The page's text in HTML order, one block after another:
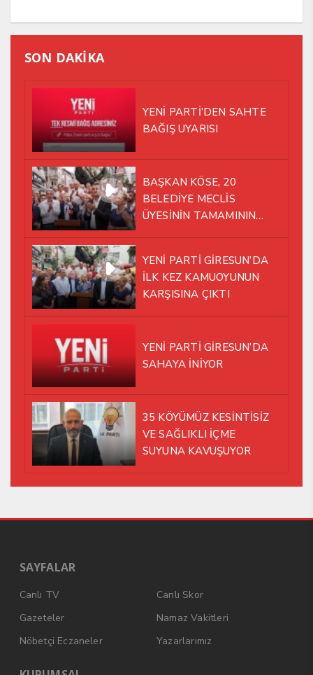
SON DAKİKA
YENİ PARTİ’DEN SAHTE
BAĞIŞ UYARISI
BAŞKAN KÖSE, 20
BELEDİYE MECLİS
ÜYESİNİN TAMAMININ
YÜRÜMEYE KARAR VERDİK
YENİ PARTİ GİRESUN’DA
İLK KEZ KAMUOYUNUN
KARŞISINA ÇIKTI
YENİ PARTİ GİRESUN’DA
SAHAYA İNİYOR
35 KÖYÜMÜZ KESİNTİSİZ
VE SAĞLIKLI İÇME
SUYUNA KAVUŞUYOR
SAYFALAR
Canlı TV
Canlı Skor
Gazeteler
Namaz Vakitleri
Nöbetçi Eczaneler
Yazarlarımız